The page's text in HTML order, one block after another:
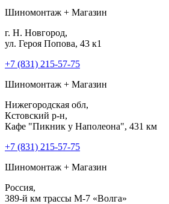
Шиномонтаж + Магазин
г. Н. Новгород,
ул. Героя Попова, 43 к1
+7 (831) 215-57-75
Шиномонтаж + Магазин
Нижегородская обл,
Кстовский р-н,
Кафе "Пикник у Наполеона", 431 км
+7 (831) 215-57-75
Шиномонтаж + Магазин
Россия,
389-й км трассы М-7 «Волга»